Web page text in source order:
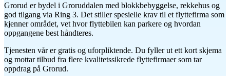
Grorud er bydel i Groruddalen med blokkbebyggelse, rekkehus og
god tilgang via Ring 3. Det stiller spesielle krav til et flyttefirma som
kjenner området, vet hvor flyttebilen kan parkere og hvordan
oppgangene best håndteres.
Tjenesten vår er gratis og uforpliktende. Du fyller ut ett kort skjema
og mottar tilbud fra flere kvalitetssikrede flyttefirmaer som tar
oppdrag på Grorud.